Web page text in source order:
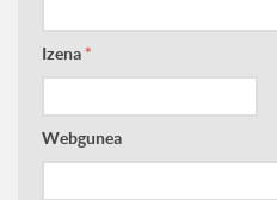
Izena*
Webgunea